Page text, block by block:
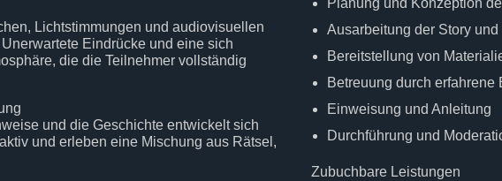
Lichtstimmungen und audiovisuellen
Eindrücke und eine sich
die die Teilnehmer vollständig
und die Geschichte entwickelt sich
und erleben eine Mischung aus Rätsel,
Planung und Konzeption
Ausarbeitung der Story
Bereitstellung von
Betreuung durch erfahrene
Einweisung und Anleitung
Durchführung und
Zubuchbare Leistungen